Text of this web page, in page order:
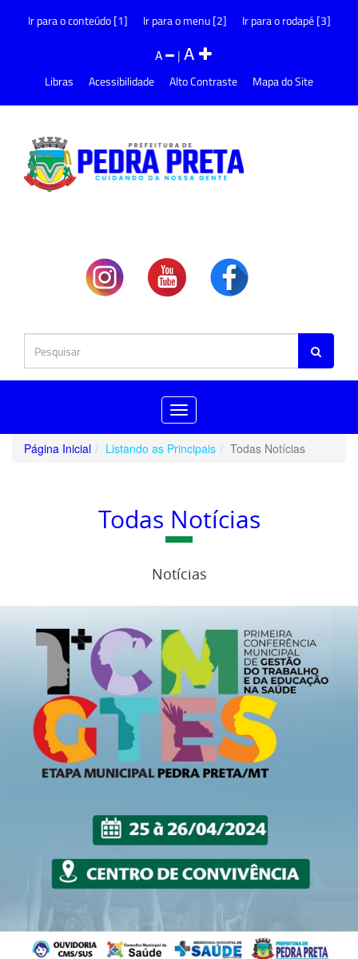
Ir para o conteúdo [1] Ir para o menu [2] Ir para o rodapé [3]
A |A
Libras Acessibilidade Alto Contraste Mapa do Site
Toggle
navigation
Página Inicial
Listando as Principais Todas Notícias
Todas Notícias
Notícias